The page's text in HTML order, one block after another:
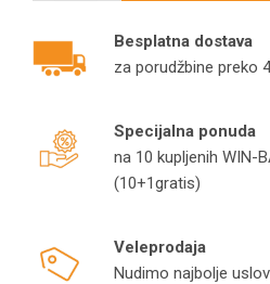
Besplatna dostava
za porudžbine preko
Specijalna ponuda
na 10 kupljenih WIN-
(10+1gratis)
Veleprodaja
Nudimo najbolje